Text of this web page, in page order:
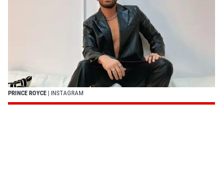
PRINCE ROYCE | INSTAGRAM